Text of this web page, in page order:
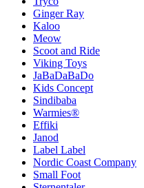
Ginger Ray
Kaloo
Meow
Scoot and Ride
Viking Toys
JaBaDaBaDo
Kids Concept
Sindibaba
Warmies®
Effiki
Janod
Label Label
Nordic Coast Company
Small Foot